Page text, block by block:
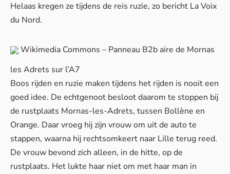
Helaas kregen ze tijdens de reis ruzie, zo bericht La Voix
du Nord.
Wikimedia Commons – Panneau B2b aire de Mornas
les Adrets sur l’A7
Boos rijden en ruzie maken tijdens het rijden is nooit een
goed idee. De echtgenoot besloot daarom te stoppen bij
de rustplaats Mornas-les-Adrets, tussen Bollène en
Orange. Daar vroeg hij zijn vrouw om uit de auto te
stappen, waarna hij rechtsomkeert naar Lille terug reed.
De vrouw bevond zich alleen, in de hitte, op de
rustplaats. Het lukte haar niet om met haar man in